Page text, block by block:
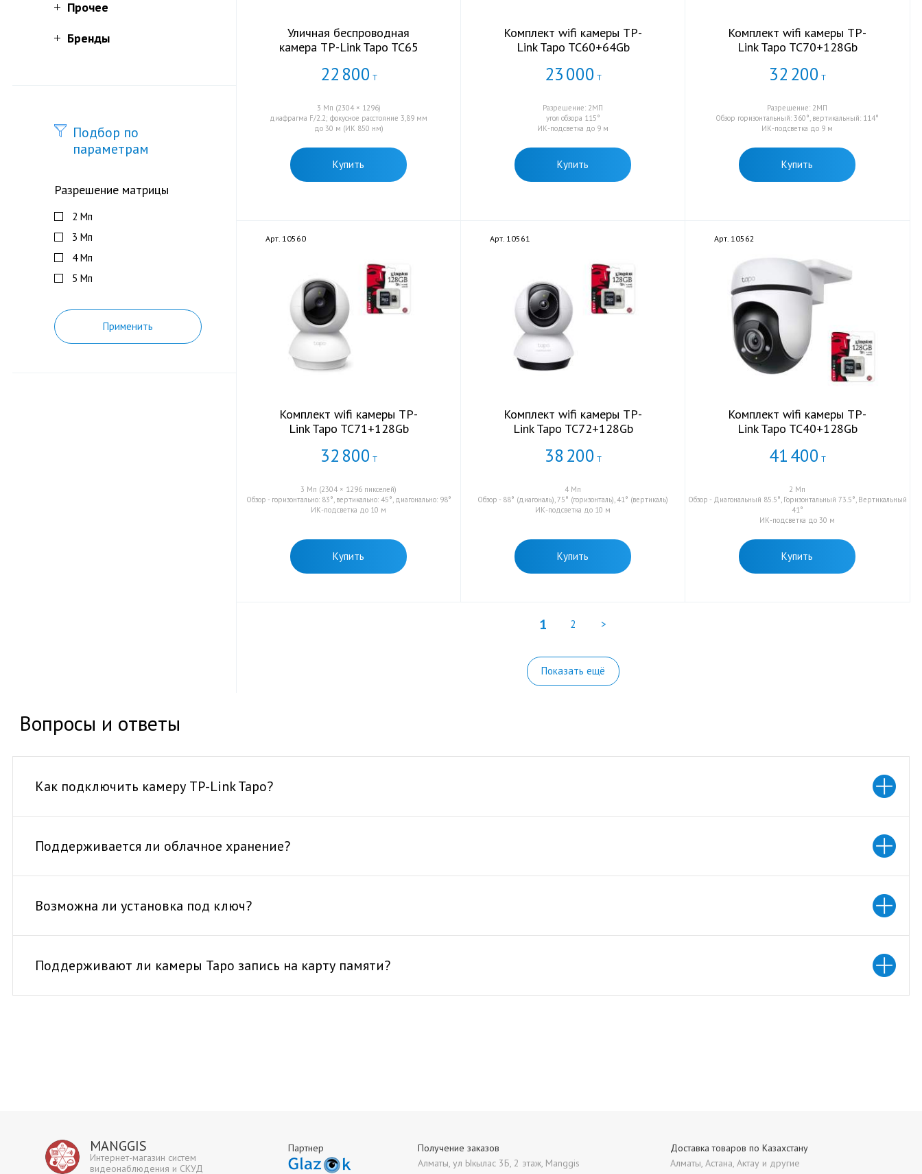
Прочее
Бренды
Подбор по
параметрам
Разрешение матрицы
2 Мп
3 Мп
4 Мп
5 Mп
Применить
Уличная беспроводная
камера TP-Link Tapo TC65
22 800 Т
3 Мп (2304 × 1296)
диафрагма F/2.2; фокусное расстояние 3,89 мм
до 30 м (ИК 850 нм)
Купить
Комплект wifi камеры TP-
Link Tapo TC60+64Gb
23000 Т
Разрешение: 2МП
угол обзора 115°
ИК-подсветка до 9 м
Купить
Комплект wifi камеры TP-
Link Tapo TC70+128Gb
32 200 Т
Разрешение: 2МП
Обзор горизонтальный: 360°, вертикальный: 114°
ИК-подсветка до 9 м
Купить
Арт. 10560
Комплект wifi камеры TP-
Link Tapo TC71+128Gb
32 800 Т
3 Мп (2304 × 1296 пикселей)
Обзор - горизонтально: 83°, вертикально: 45°, диагонально: 98°
ИК-подсветка до 10 м
Купить
Арт. 10561
Комплект wifi камеры TP-
Link Tapo TC72+128Gb
38 200 Т
4 Мп
Обзор - 88° (диагональ), 75° (горизонталь), 41° (вертикаль)
ИК-подсветка до 10 м
Купить
Арт. 10562
Комплект wifi камеры TP-
Link Tapo TC40+128Gb
41400 Т
2 Мп
Обзор - Диагональный 85.5°, Горизонтальный 73.5°, Вертикальный
41°
ИК-подсветка до 30 м
Купить
1 2 >
Показать ещё
Вопросы и ответы
Как подключить камеру TP-Link Tapo?
Поддерживается ли облачное хранение?
Возможна ли установка под ключ?
Поддерживают ли камеры Tapo запись на карту памяти?
MANGGIS
Интернет-магазин систем
видеонаблюдения и СКУД
Партнер
Получение заказов
Алматы, ул Ыкылас 3Б, 2 этаж, Manggis
Доставка товаров по Казахстану
Алматы, Астана, Актау и другие